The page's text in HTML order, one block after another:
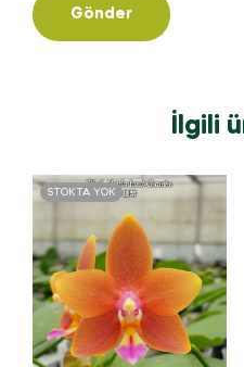
İlgili
STOKTA YOK